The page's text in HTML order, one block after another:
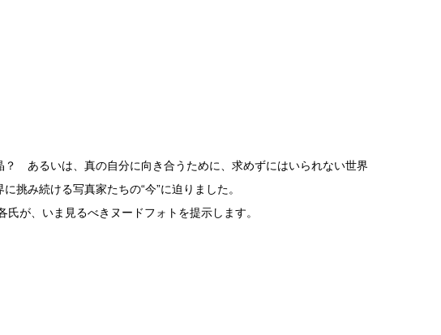
あるいは、真の自分に向き合うために、求めずにはいられない世界
挑み続ける写真家たちの“今”に迫りました。
が、いま見るべきヌードフォトを提示します。